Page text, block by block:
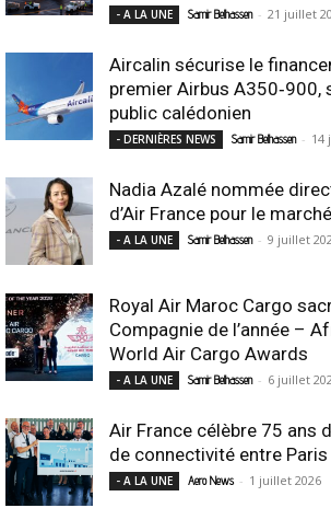
- A LA UNE Samir Belhassen - 21 juillet
Aircalin sécurise le
premier Airbus A350‑900,
public calédonien
- DERNIÈRES NEWS Samir Belhassen - 14
Nadia Azalé nommée
d’Air France pour le
- A LA UNE Samir Belhassen - 9 juillet
Royal Air Maroc Cargo
Compagnie de l’année –
World Air Cargo Awards
- A LA UNE Samir Belhassen - 6 juillet
Air France célèbre 75 ans
de connectivité entre Paris
- A LA UNE Aero News - 1 juillet 2026